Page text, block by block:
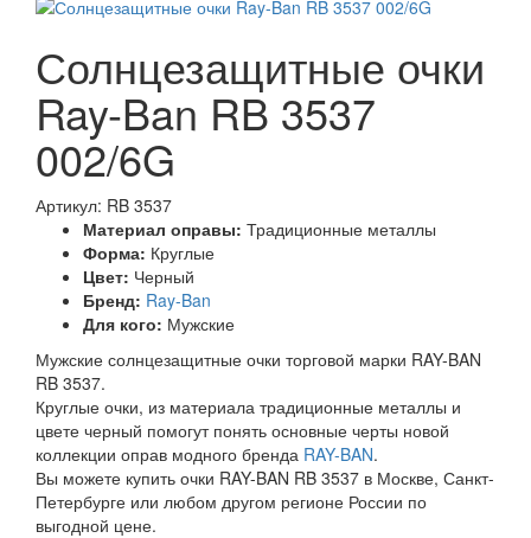
Солнцезащитные очки
Ray-Ban RB 3537
002/6G
Артикул: RB 3537
Материал оправы: Традиционные металлы
Форма: Круглые
Цвет: Черный
Бренд: Ray-Ban
Для кого: Мужские
Мужские солнцезащитные очки торговой марки RAY-BAN
RB 3537.
Круглые очки, из материала традиционные металлы и
цвете черный помогут понять основные черты новой
коллекции оправ модного бренда RAY-BAN.
Вы можете купить очки RAY-BAN RB 3537 в Москве, Санкт-
Петербурге или любом другом регионе России по
выгодной цене.